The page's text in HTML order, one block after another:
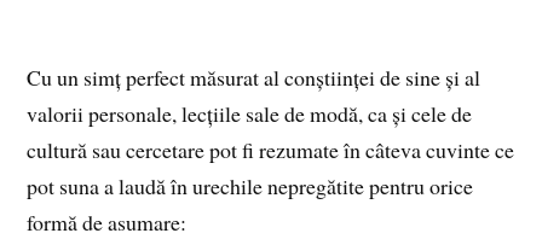
Cu un simț perfect măsurat al conștiinței de sine și al
valorii personale, lecțiile sale de modă, ca și cele de
cultură sau cercetare pot fi rezumate în câteva cuvinte ce
pot suna a laudă în urechile nepregătite pentru orice
formă de asumare: